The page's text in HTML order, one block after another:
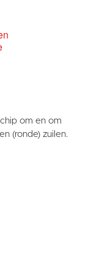
om en om
(ronde) zuilen.